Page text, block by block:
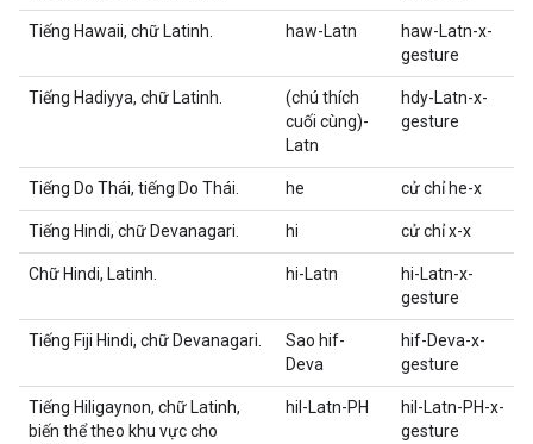
Tiếng Hawaii, chữ Latinh. haw-Latn
haw-Latn-x-
gesture
Tiếng Hadiyya, chữ Latinh.
(chú thích
cuối cùng)-
Latn
hdy-Latn-x-
gesture
Tiếng Do Thái, tiếng Do Thái. he cử chỉ he-x
Tiếng Hindi, chữ Devanagari. hi cử chỉ x-x
Chữ Hindi, Latinh. hi-Latn
hi-Latn-x-
gesture
Tiếng Fiji Hindi, chữ Devanagari.
Sao hif-
Deva
hif-Deva-x-
gesture
Tiếng Hiligaynon, chữ Latinh,
biến thể theo khu vực cho
hil-Latn-PH
hil-Latn-PH-x-
gesture